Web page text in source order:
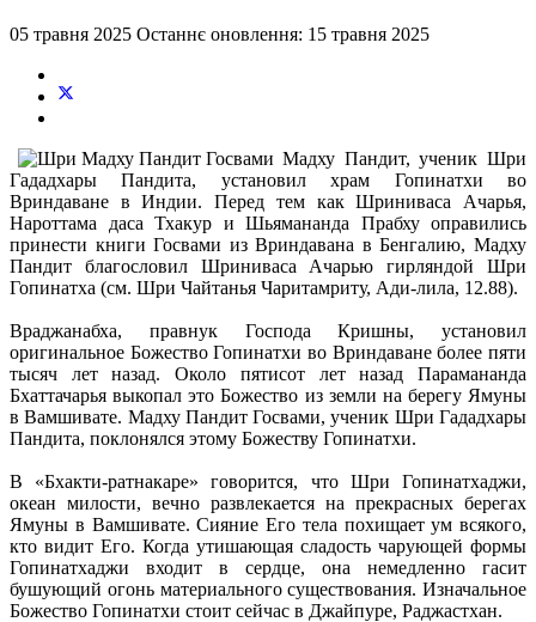
05 травня 2025 Останнє оновлення: 15 травня 2025
Мадху Пандит, ученик Шри
Гададхары Пандита, установил храм Гопинатхи во
Вриндаване в Индии. Перед тем как Шриниваса Ачарья,
Нароттама даса Тхакур и Шьямананда Прабху оправились
принести книги Госвами из Вриндавана в Бенгалию, Мадху
Пандит благословил Шриниваса Ачарью гирляндой Шри
Гопинатха (см. Шри Чайтанья Чаритамриту, Ади-лила, 12.88).
Враджанабха, правнук Господа Кришны, установил
оригинальное Божество Гопинатхи во Вриндаване более пяти
тысяч лет назад. Около пятисот лет назад Парамананда
Бхаттачарья выкопал это Божество из земли на берегу Ямуны
в Вамшивате. Мадху Пандит Госвами, ученик Шри Гададхары
Пандита, поклонялся этому Божеству Гопинатхи.
В «Бхакти-ратнакаре» говорится, что Шри Гопинатхаджи,
океан милости, вечно развлекается на прекрасных берегах
Ямуны в Вамшивате. Сияние Его тела похищает ум всякого,
кто видит Его. Когда утишающая сладость чарующей формы
Гопинатхаджи входит в сердце, она немедленно гасит
бушующий огонь материального существования. Изначальное
Божество Гопинатхи стоит сейчас в Джайпуре, Раджастхан.